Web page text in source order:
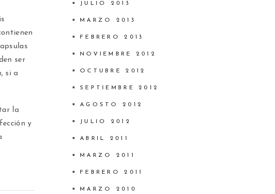
ser
si a
la
y
JULIO 2013
MARZO 2013
FEBRERO 2013
NOVIEMBRE 2012
OCTUBRE 2012
SEPTIEMBRE 2012
AGOSTO 2012
JULIO 2012
ABRIL 2011
MARZO 2011
FEBRERO 2011
MARZO 2010